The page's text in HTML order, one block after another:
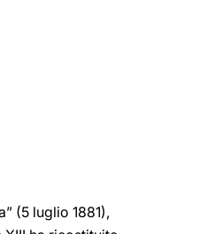
(5 luglio 1881),